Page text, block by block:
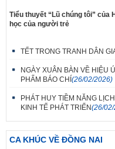
Tiểu thuyết “Lũ chúng tôi” của
học của người trẻ
TẾT TRONG TRANH DÂN
NGÀY XUÂN BÀN VỀ HIỆU
PHẨM BÁO CHÍ (26/02/2026)
PHÁT HUY TIỀM NĂNG
KINH TẾ PHÁT TRIỂN(26/
CA KHÚC VỀ ĐỒNG NAI